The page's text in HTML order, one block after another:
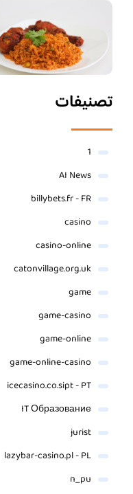
تصنيفات
1
AI News
billybets.fr - FR
casino
casino-online
catonvillage.org.uk
game
game-casino
game-online
game-online-casino
icecasino.co.sipt - PT
IT Образование
jurist
lazybar-casino.pl - PL
n_pu